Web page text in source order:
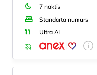
7 naktis
Standarta numurs
Ultra AI